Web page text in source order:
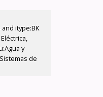
itype:BK
y
de